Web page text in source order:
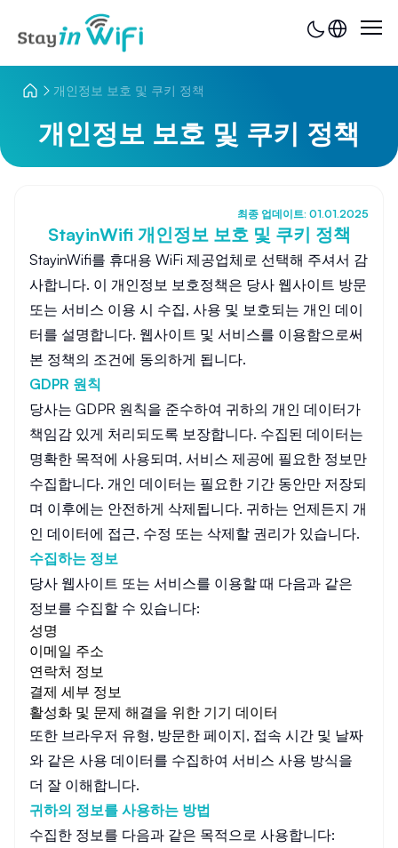
개인정보 보호 및 쿠키 정책
개인정보 보호 및 쿠키 정책
최종 업데이트: 01.01.2025
StayinWifi 개인정보 보호 및 쿠키 정책
StayinWifi를 휴대용 WiFi 제공업체로 선택해 주셔서 감
사합니다. 이 개인정보 보호정책은 당사 웹사이트 방문
또는 서비스 이용 시 수집, 사용 및 보호되는 개인 데이
터를 설명합니다. 웹사이트 및 서비스를 이용함으로써
본 정책의 조건에 동의하게 됩니다.
GDPR 원칙
당사는 GDPR 원칙을 준수하여 귀하의 개인 데이터가
책임감 있게 처리되도록 보장합니다. 수집된 데이터는
명확한 목적에 사용되며, 서비스 제공에 필요한 정보만
수집합니다. 개인 데이터는 필요한 기간 동안만 저장되
며 이후에는 안전하게 삭제됩니다. 귀하는 언제든지 개
인 데이터에 접근, 수정 또는 삭제할 권리가 있습니다.
수집하는 정보
당사 웹사이트 또는 서비스를 이용할 때 다음과 같은
정보를 수집할 수 있습니다:
성명
이메일 주소
연락처 정보
결제 세부 정보
활성화 및 문제 해결을 위한 기기 데이터
또한 브라우저 유형, 방문한 페이지, 접속 시간 및 날짜
와 같은 사용 데이터를 수집하여 서비스 사용 방식을
더 잘 이해합니다.
귀하의 정보를 사용하는 방법
수집한 정보를 다음과 같은 목적으로 사용합니다: